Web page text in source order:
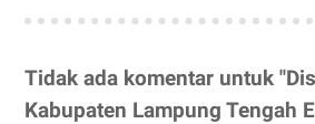
Tidak ada komentar untuk
Kabupaten Lampung Tengah